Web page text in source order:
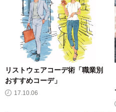
リストウェアコーデ術「職業別
おすすめコーデ」
17.10.06